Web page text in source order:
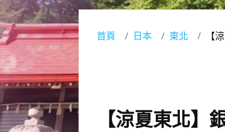
首頁 日本 東北 【
【涼夏東北